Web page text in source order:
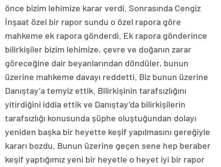
önce bizim lehimize karar verdi. Sonrasında Cengiz
İnşaat özel bir rapor sundu o özel rapora göre
mahkeme ek rapora gönderdi. Ek rapora gönderince
bilirkişiler bizim lehimize, çevre ve doğanın zarar
göreceğine dair beyanlarından döndüler, bunun
üzerine mahkeme davayı reddetti. Biz bunun üzerine
Danıştay’a temyiz ettik. Bilirkişinin tarafsızlığını
yitirdiğini iddia ettik ve Danıştay’da bilirkişilerin
tarafsızlığı konusunda şüphe oluştuğundan dolayı
yeniden başka bir heyette keşif yapılmasını gereğiyle
kararı bozdu. Bunun üzerine geçen sene hep beraber
keşif yaptığımız yeni bir heyetle o heyet iyi bir rapor